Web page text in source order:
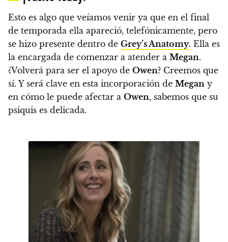
Esto es algo que veíamos venir ya que en el final
de temporada ella apareció, telefónicamente, pero
se hizo presente dentro de Grey’s Anatomy. Ella es
la encargada de comenzar a atender a Megan.
¿Volverá para ser el apoyo de Owen? Creemos que
sí. Y será clave en esta incorporación de Megan y
en cómo le puede afectar a Owen, sabemos que su
psiquis es delicada.